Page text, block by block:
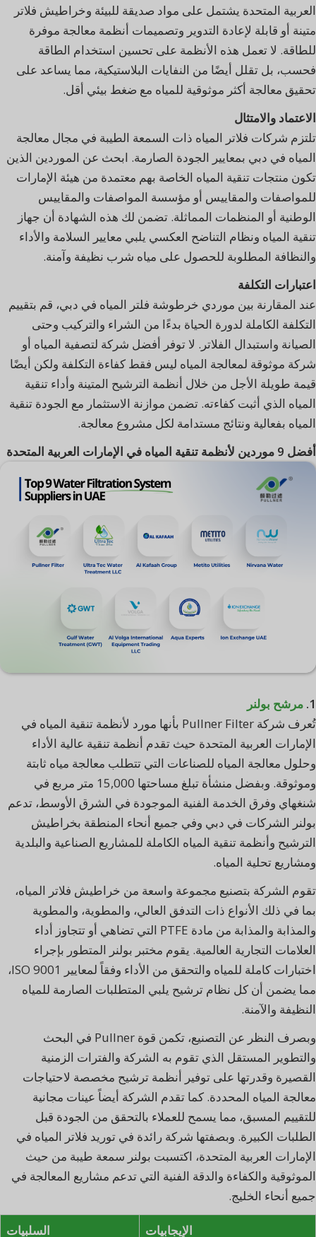
العربية المتحدة يشتمل على مواد صديقة للبيئة وخراطيش فلاتر
متينة أو قابلة لإعادة التدوير وتصميمات أنظمة معالجة موفرة
للطاقة. لا تعمل هذه الأنظمة على تحسين استخدام الطاقة
فحسب، بل تقلل أيضًا من النفايات البلاستيكية، مما يساعد على
تحقيق معالجة أكثر موثوقية للمياه مع ضغط بيئي أقل.
الاعتماد والامتثال
تلتزم شركات فلاتر المياه ذات السمعة الطيبة في مجال معالجة
المياه في دبي بمعايير الجودة الصارمة. ابحث عن الموردين الذين
تكون منتجات تنقية المياه الخاصة بهم معتمدة من هيئة الإمارات
للمواصفات والمقاييس أو مؤسسة المواصفات والمقاييس
الوطنية أو المنظمات المماثلة. تضمن لك هذه الشهادة أن جهاز
تنقية المياه ونظام التناضح العكسي يلبي معايير السلامة والأداء
والنظافة المطلوبة للحصول على مياه شرب نظيفة وآمنة.
اعتبارات التكلفة
عند المقارنة بين موردي خرطوشة فلتر المياه في دبي، قم بتقييم
التكلفة الكاملة لدورة الحياة بدءًا من الشراء والتركيب وحتى
الصيانة واستبدال الفلاتر. لا توفر أفضل شركة لتصفية المياه أو
شركة موثوقة لمعالجة المياه ليس فقط كفاءة التكلفة ولكن أيضًا
قيمة طويلة الأجل من خلال أنظمة الترشيح المتينة وأداء تنقية
المياه الذي أثبت كفاءته. تضمن موازنة الاستثمار مع الجودة تنقية
المياه بفعالية ونتائج مستدامة لكل مشروع معالجة.
أفضل 9 موردين لأنظمة تنقية المياه في الإمارات العربية المتحدة
1. مرشح بولنر
تُعرف شركة Pullner Filter بأنها مورد لأنظمة تنقية المياه في
الإمارات العربية المتحدة حيث تقدم أنظمة تنقية عالية الأداء
وحلول معالجة المياه للصناعات التي تتطلب معالجة مياه ثابتة
وموثوقة. وبفضل منشأة تبلغ مساحتها 15,000 متر مربع في
شنغهاي وفرق الخدمة الفنية الموجودة في الشرق الأوسط، تدعم
بولنر الشركات في دبي وفي جميع أنحاء المنطقة بخراطيش
الترشيح وأنظمة تنقية المياه الكاملة للمشاريع الصناعية والبلدية
ومشاريع تحلية المياه.
تقوم الشركة بتصنيع مجموعة واسعة من خراطيش فلاتر المياه،
بما في ذلك الأنواع ذات التدفق العالي، والمطوية، والمطوية
والمذابة والمذابة من مادة PTFE التي تضاهي أو تتجاوز أداء
العلامات التجارية العالمية. يقوم مختبر بولنر المتطور بإجراء
اختبارات كاملة للمياه والتحقق من الأداء وفقاً لمعايير ISO 9001،
مما يضمن أن كل نظام ترشيح يلبي المتطلبات الصارمة للمياه
النظيفة والآمنة.
وبصرف النظر عن التصنيع، تكمن قوة Pullner في البحث
والتطوير المستقل الذي تقوم به الشركة والفترات الزمنية
القصيرة وقدرتها على توفير أنظمة ترشيح مخصصة لاحتياجات
معالجة المياه المحددة. كما تقدم الشركة أيضاً عينات مجانية
للتقييم المسبق، مما يسمح للعملاء بالتحقق من الجودة قبل
الطلبات الكبيرة. وبصفتها شركة رائدة في توريد فلاتر المياه في
الإمارات العربية المتحدة، اكتسبت بولنر سمعة طيبة من حيث
الموثوقية والكفاءة والدقة الفنية التي تدعم مشاريع المعالجة في
جميع أنحاء الخليج.
الإيجابيات السلبيات